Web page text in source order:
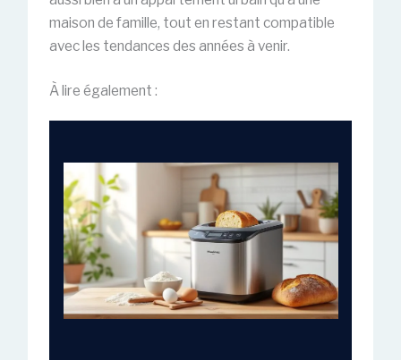
maison de famille, tout en restant compatible
avec les tendances des années à venir.
À lire également :